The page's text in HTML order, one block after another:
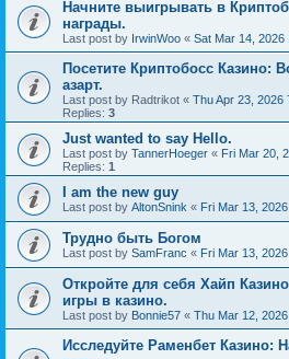
Начните выигрывать в
награды.
Last post by IrwinWoo « Sat Mar 14, 2026
Посетите Криптобосс Казино:
азарт.
Last post by Radtrikot « Thu Apr 23, 2026
Replies: 3
Just wanted to say Hello.
Last post by TannerHoeger « Fri Mar 20,
Replies: 1
I am the new guy
Last post by AltonSnink « Fri Mar 13,
Трудно быть Богом
Last post by SamFranc « Fri Mar 13,
Откройте для себя Хайп
игры в казино.
Last post by Bonnie57 « Thu Mar 12,
Исследуйте Раменбет Казино: